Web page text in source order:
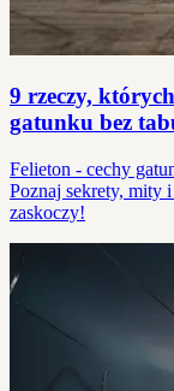
9 rzeczy,
gatunku bez
Felieton - cechy
Poznaj sekrety, mity
zaskoczy!